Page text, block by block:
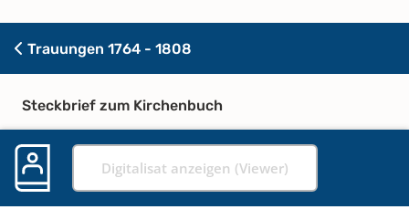
Trauungen 1764 - 1808
Steckbrief zum Kirchenbuch
Digitalisat anzeigen (Viewer)